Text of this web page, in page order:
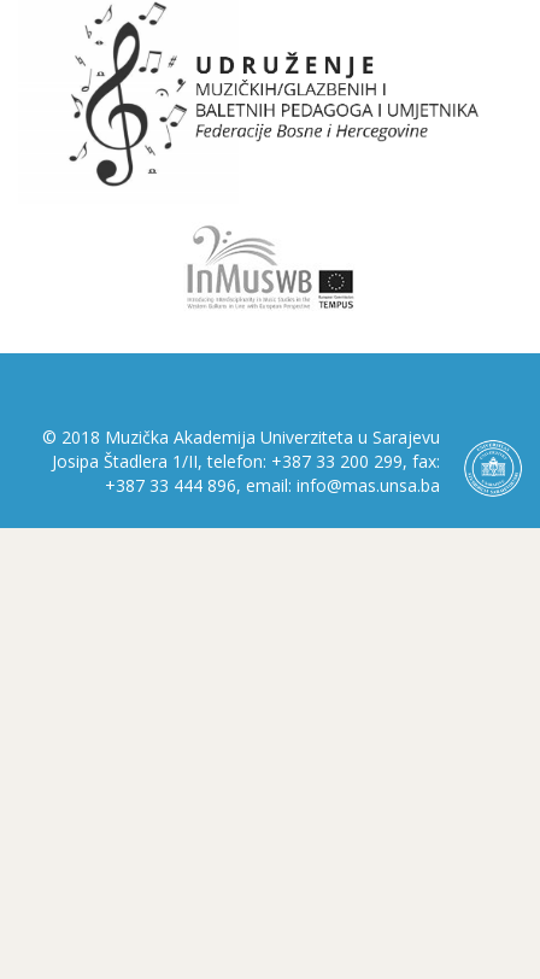
© 2018 Muzička Akademija Univerziteta u Sarajevu
Josipa Štadlera 1/II, telefon: +387 33 200 299, fax:
+387 33 444 896, email: info@mas.unsa.ba